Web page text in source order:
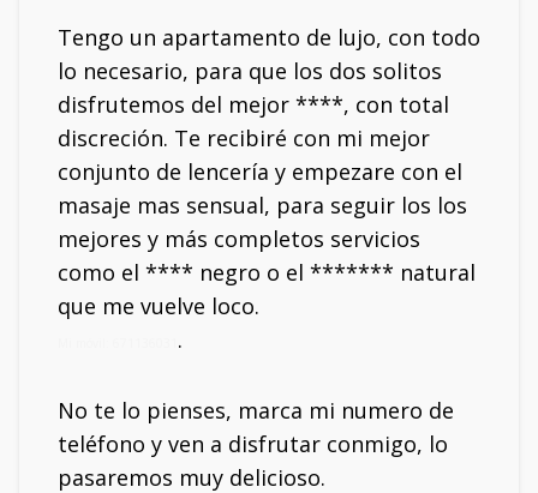
Tengo un apartamento de lujo, con todo
lo necesario, para que los dos solitos
disfrutemos del mejor ****, con total
discreción. Te recibiré con mi mejor
conjunto de lencería y empezare con el
masaje mas sensual, para seguir los los
mejores y más completos servicios
como el **** negro o el ******* natural
que me vuelve loco.
.
No te lo pienses, marca mi numero de
teléfono y ven a disfrutar conmigo, lo
pasaremos muy delicioso.